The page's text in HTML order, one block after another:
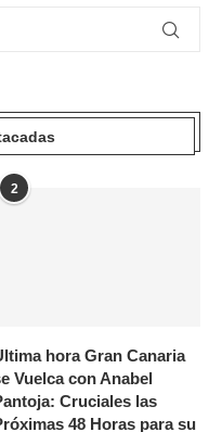
2
hora Gran Canaria
Vuelca con Anabel
Cruciales las
48 Horas para su